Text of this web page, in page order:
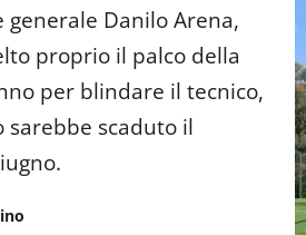
Danilo Arena,
proprio il palco della
per blindare il tecnico,
scaduto il